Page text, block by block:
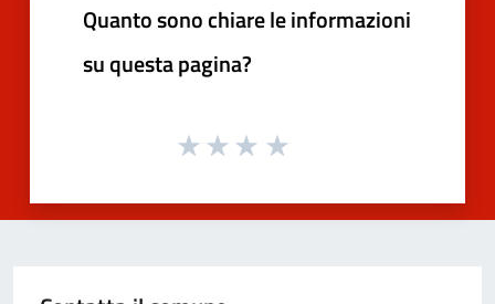
Quanto sono chiare le informazioni
su questa pagina?